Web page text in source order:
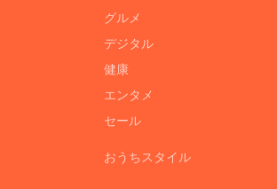
グルメ
デジタル
健康
エンタメ
セール
おうちスタイル